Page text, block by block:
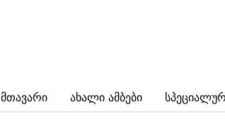
Მთავარი Ახალი Ამბები